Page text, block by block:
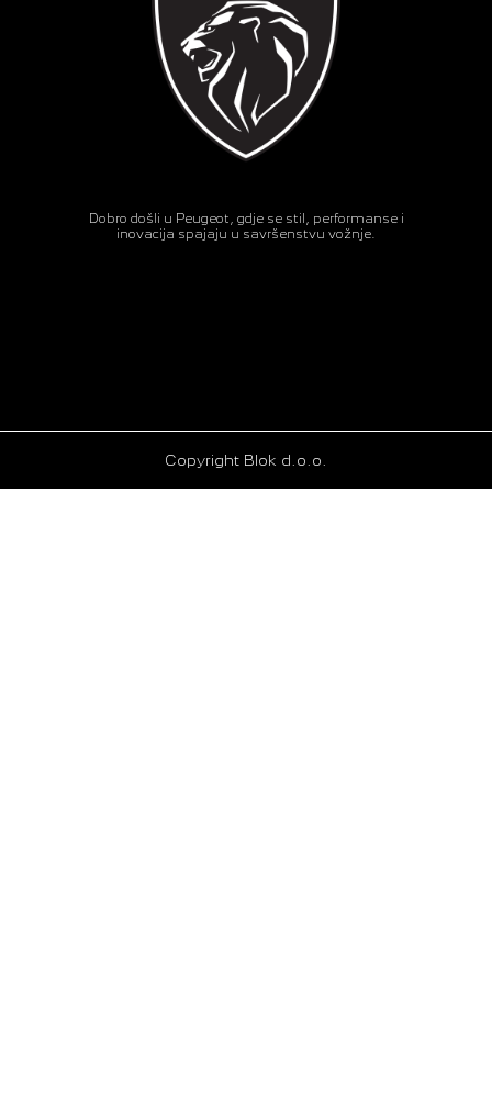
Dobro došli u Peugeot, gdje se stil, performanse i
inovacija spajaju u savršenstvu vožnje.
Copyright Blok d.o.o.